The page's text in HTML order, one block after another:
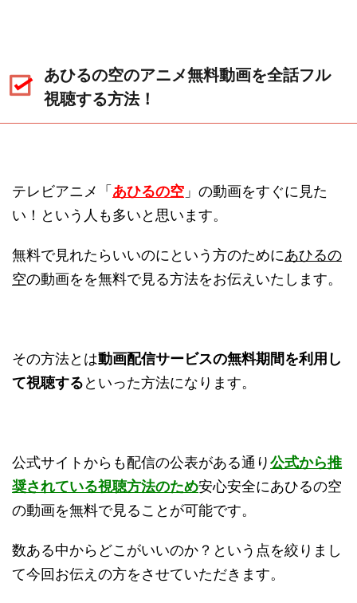
あひるの空のアニメ無料動画を全話フル
視聴する方法！
テレビアニメ「あひるの空 」の動画をすぐに見た
い！という人も多いと思います。
無料で見れたらいいのにという方のためにあひるの
空の動画をを無料で見る方法をお伝えいたします。
その方法とは動画配信サービスの無料期間を利用し
て視聴するといった方法になります。
公式サイトからも配信の公表がある通り公式から推
奨されている視聴方法のため安心安全にあひるの空
の動画を無料で見ることが可能です。
数ある中からどこがいいのか？という点を絞りまし
て今回お伝えの方をさせていただきます。